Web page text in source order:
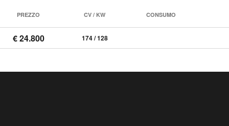
PREZZO CV / KW CONSUMO
€ 24.800 174 / 128